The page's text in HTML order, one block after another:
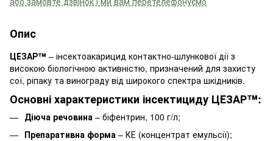
Опис
ЦЕЗАР™ – інсектоакарицид контактно-шлункової дії з
високою біологічною активністю, призначений для захисту
сої, ріпаку та винограду від широкого спектра шкідників.
Основні характеристики інсектициду ЦЕЗАР™:
Діюча речовина – біфентрин, 100 г/л;
Препаративна форма – КЕ (концентрат емульсії);